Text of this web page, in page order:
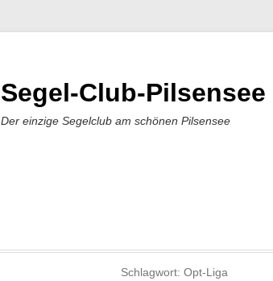
Segel-Club-Pilsensee
Der einzige Segelclub am schönen Pilsensee
Schlagwort: Opt-Liga